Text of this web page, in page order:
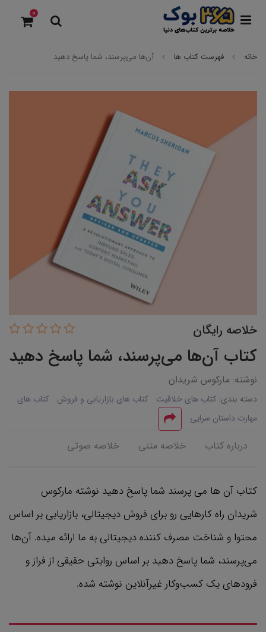
0
خانه فهرست کتاب ها آن‌ها می‌پرسند، شما پاسخ دهید
خلاصه رایگان
کتاب آن‌ها می‌پرسند، شما پاسخ دهید
نوشته: مارکوس شریدان
دسته بندی: کتاب های خلاقیت کتاب های بازاریابی و فروش
کتاب های
مهارت داستان سرایی
درباره کتاب خلاصه متنی خلاصه صوتی
کتاب آن ها می پرسند شما پاسخ دهید نوشته مارکوس
شریدان راه کارهایی رو برای فروش دیجیتالی، بازاریابی بر اساس
محتوا و شناخت مصرف کننده دیجیتالی به ما ارائه میده. آن‌ها
می‌پرسند، شما پاسخ دهید بر اساس روایتی حقیقی از فراز و
فرودهای یک کسب‌وکار غیرآنلاین نوشته شده.